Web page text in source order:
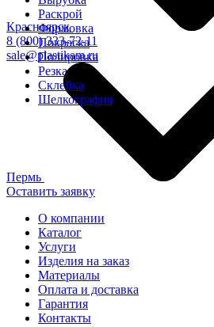
Красноярск
8 (800) 333-72-11
sale@plastikam.ru
Пермь
Оставить заявку
О компании
Каталог
Услуги
Изделия на заказ
Материалы
Оплата и доставка
Гарантия
Контакты
Раскрой
Формовка
Покраска
Полировка
Резка
Склейка
Шелкография